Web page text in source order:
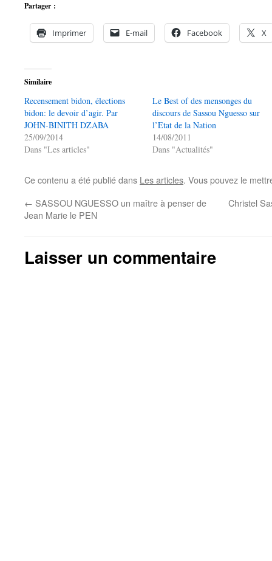
Partager :
Imprimer E-mail Facebook X
Similaire
Recensement bidon, élections
bidon: le devoir d’agir. Par
JOHN-BINITH DZABA
25/09/2014
Dans "Les articles"
Le Best of des mensonges du
discours de Sassou Nguesso sur
l’Etat de la Nation
14/08/2011
Dans "Actualités"
Ce contenu a été publié dans Les articles. Vous pouvez le
← SASSOU NGUESSO un maître à penser de
Jean Marie le PEN
Christel
Laisser un commentaire